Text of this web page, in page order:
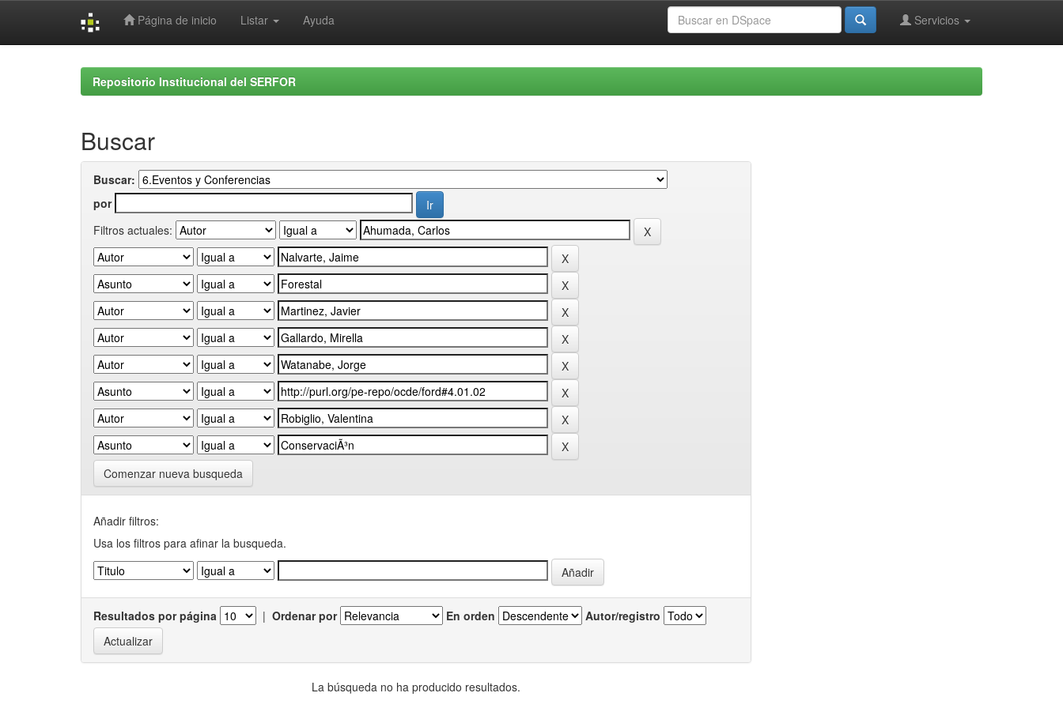
Página de inicio Listar Ayuda Servicios
Repositorio Institucional del SERFOR
Buscar
Buscar:
por
Filtros actuales:
Comenzar nueva busqueda
Añadir filtros:
Usa los filtros para afinar la busqueda.
Resultados por página | Ordenar por En orden Autor/registro
La búsqueda no ha producido resultados.